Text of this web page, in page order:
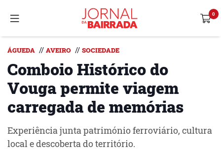
ÁGUEDA // AVEIRO // SOCIEDADE
Comboio Histórico do
Vouga permite viagem
carregada de memórias
Experiência junta património ferroviário, cultura
local e descoberta do território.